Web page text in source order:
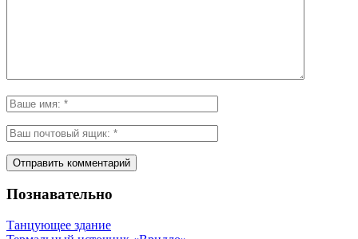
Познавательно
Танцующее здание